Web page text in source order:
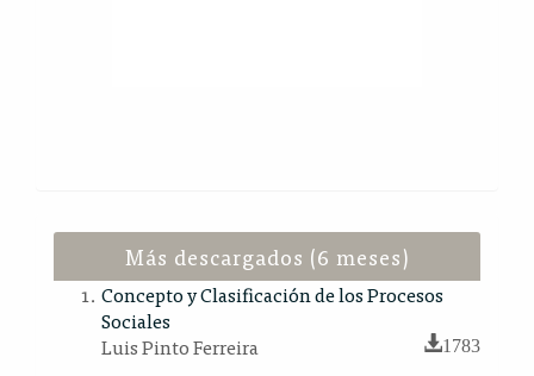
Más descargados (6 meses)
Concepto y Clasificación de los Procesos
Sociales
Luis Pinto Ferreira
1783